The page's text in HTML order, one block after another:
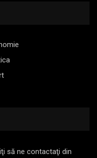
să ne contactaţi din